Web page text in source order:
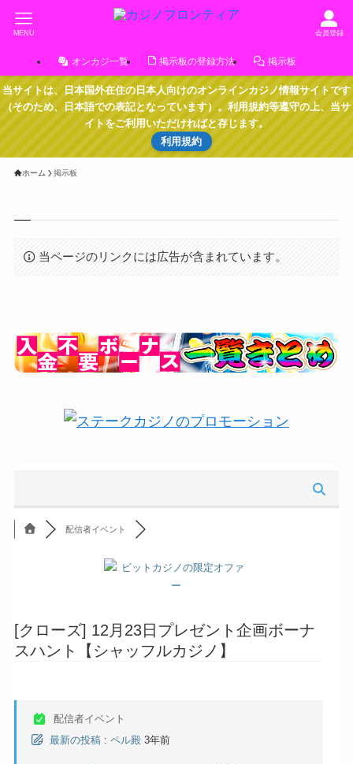
会員登録
MENU
オンカジ一覧 掲示板の登録方法 掲示板
当サイトは、日本国外在住の日本人向けのオンラインカジノ情報サイトです
（そのため、日本語での表記となっています）。利用規約等遵守の上、当サ
イトをご利用いただければと存じます。
利用規約
ホーム 掲示板
当ページのリンクには広告が含まれています。
配信者イベント
[クローズ] 12月23日プレゼント企画ボーナ
スハント【シャッフルカジノ】
配信者イベント
最新の投稿 : ペル殿 3年前